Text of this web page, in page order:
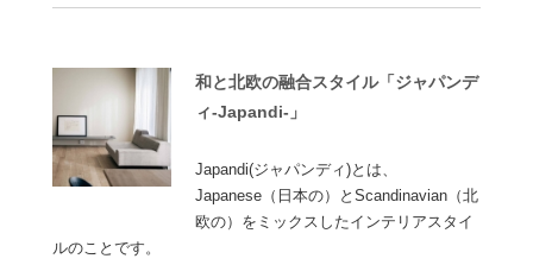
和と北欧の融合スタイル「ジャパンデ
ィ-Japandi-」
Japandi(ジャパンディ)とは、
Japanese（日本の）とScandinavian（北
欧の）をミックスしたインテリアスタイ
ルのことです。